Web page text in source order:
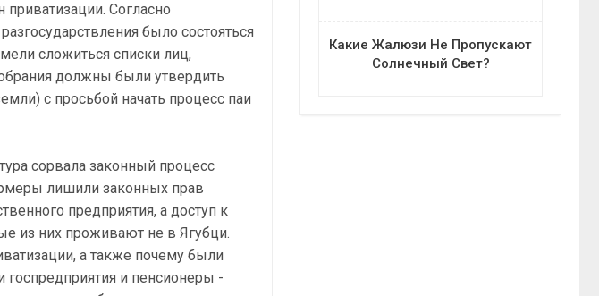
Согласно
было состояться
сложиться списки лиц,
должны были утвердить
с просьбой начать процесс паи
сорвала законный процесс
лишили законных прав
предприятия, а доступ к
из них проживают не в Ягубци.
а также почему были
и пенсионеры -
Какие Жалюзи Не Пропускают
Солнечный Свет?